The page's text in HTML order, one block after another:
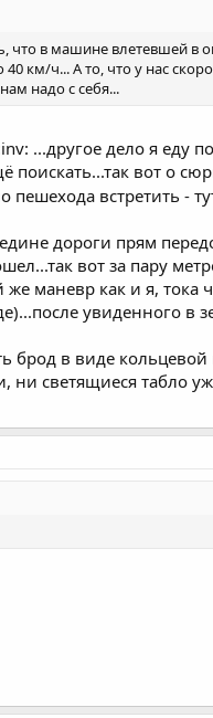
что в машине влетевшей в
км/ч... А то, что у нас
надо с себя...
...другое дело я еду
вот о
пешехода встретить -
дороги прям
вот за пару
маневр как и я, тока
увиденного в
брод в виде кольцевой
светящиеся табло